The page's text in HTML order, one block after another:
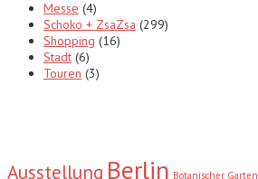
Messe (4)
Schoko + ZsaZsa (299)
Shopping (16)
Stadt (6)
Touren (3)
Ausstellung Berlin Botanischer Garten